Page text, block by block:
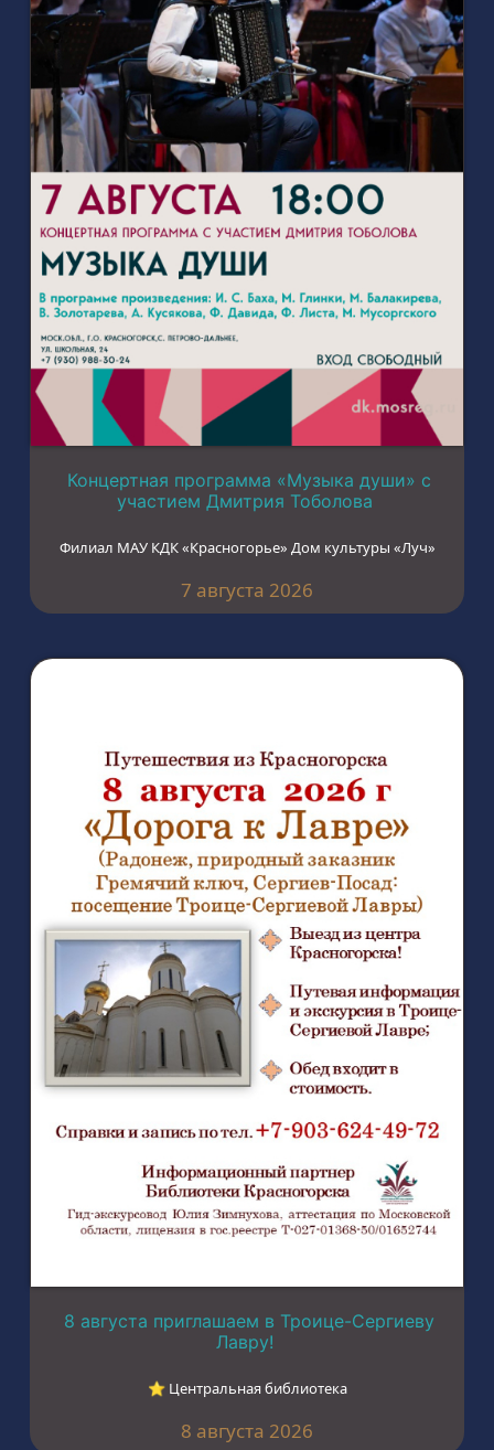
Концертная программа «Музыка души» с
участием Дмитрия Тоболова
Филиал МАУ КДК «Красногорье» Дом культуры «Луч»
7 августа 2026
8 августа приглашаем в Троице-Сергиеву
Лавру!
⭐︎ Центральная библиотека
8 августа 2026